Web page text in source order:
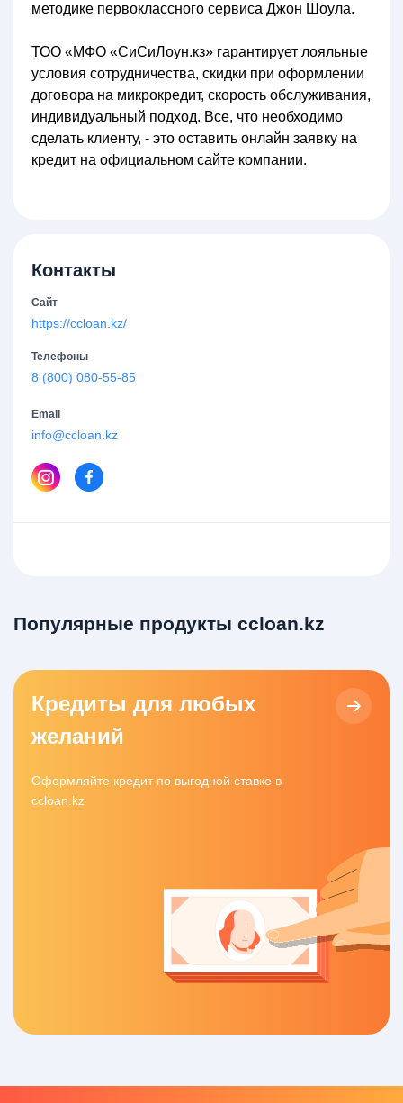
методике первоклассного сервиса Джон Шоула.
ТОО «МФО «СиСиЛоун.кз» гарантирует лояльные
условия сотрудничества, скидки при оформлении
договора на микрокредит, скорость обслуживания,
индивидуальный подход. Все, что необходимо
сделать клиенту, - это оставить онлайн заявку на
кредит на официальном сайте компании.
Контакты
Сайт
https://ccloan.kz/
Телефоны
8 (800) 080-55-85
Email
info@ccloan.kz
Популярные продукты ccloan.kz
Кредиты для любых
желаний
Оформляйте кредит по выгодной ставке в
ccloan.kz